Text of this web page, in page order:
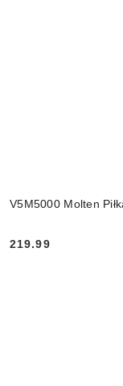
V5M5000 Molten
Cena:
219.99